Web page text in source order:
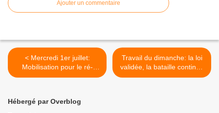
Ajouter un commentaire
< Mercredi 1er juillet:
Mobilisation pour le ré-
emploi des EVS
Travail du dimanche: la loi
validée, la bataille continue
>
Hébergé par Overblog